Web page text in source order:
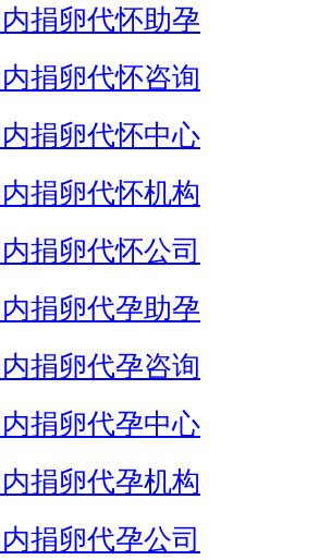
内捐卵代怀助孕
内捐卵代怀咨询
内捐卵代怀中心
内捐卵代怀机构
捐卵代怀公司
内捐卵代孕助孕
内捐卵代孕咨询
内捐卵代孕中心
内捐卵代孕机构
捐卵代孕公司